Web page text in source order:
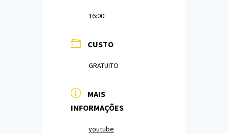
16:00
CUSTO
GRATUITO
MAIS
INFORMAÇÕES
youtube